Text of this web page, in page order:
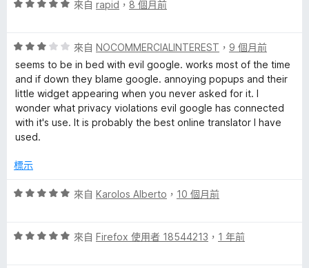
分
分
分
5
分
評
分
，
滿
分
5
分
來自 rapid ， 8 個月前
評
價
3
分
，
滿
分
分
來自 NOCOMMERCIALINTEREST ， 9 個月前
seems to be in bed with evil google. works most of the time
and if down they blame google. annoying popups and their
little widget appearing when you never asked for it. I
wonder what privacy violations evil google has connected
with it's use. It is probably the best online translator I have
used.
標示
評
分
來自 Karolos Alberto ， 10 個月前
評
來自 Firefox 使用者 18544213 ， 1 年前